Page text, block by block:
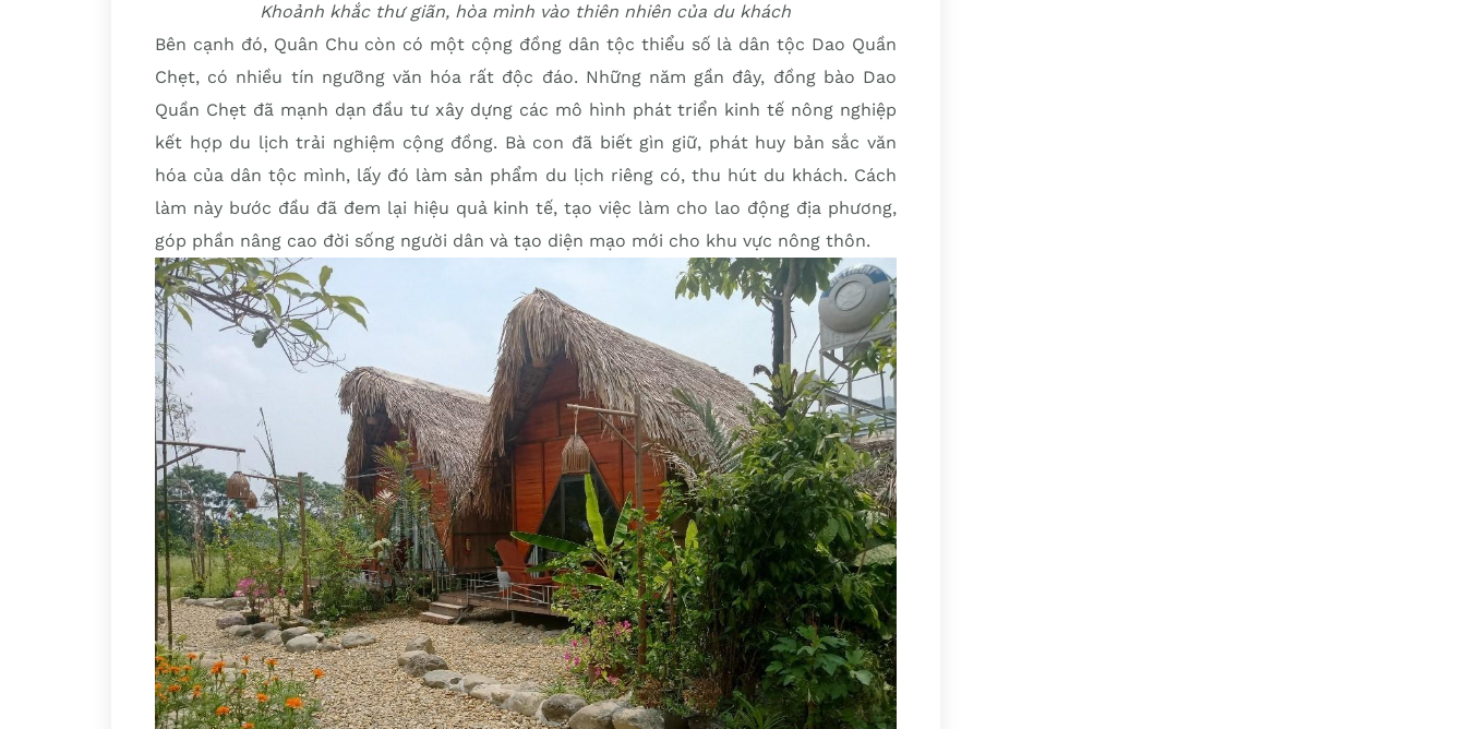
Khoảnh khắc thư giãn, hòa mình vào thiên nhiên của du khách
Bên cạnh đó, Quân Chu còn có một cộng đồng dân tộc thiểu số là dân tộc Dao Quần
Chẹt, có nhiều tín ngưỡng văn hóa rất độc đáo. Những năm gần đây, đồng bào Dao
Quần Chẹt đã mạnh dạn đầu tư xây dựng các mô hình phát triển kinh tế nông nghiệp
kết hợp du lịch trải nghiệm cộng đồng. Bà con đã biết gìn giữ, phát huy bản sắc văn
hóa của dân tộc mình, lấy đó làm sản phẩm du lịch riêng có, thu hút du khách. Cách
làm này bước đầu đã đem lại hiệu quả kinh tế, tạo việc làm cho lao động địa phương,
góp phần nâng cao đời sống người dân và tạo diện mạo mới cho khu vực nông thôn.